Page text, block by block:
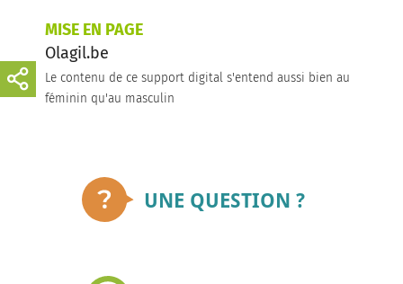
MISE EN PAGE
Olagil.be
Le contenu de ce support digital s'entend aussi bien au
féminin qu'au masculin
UNE QUESTION ?